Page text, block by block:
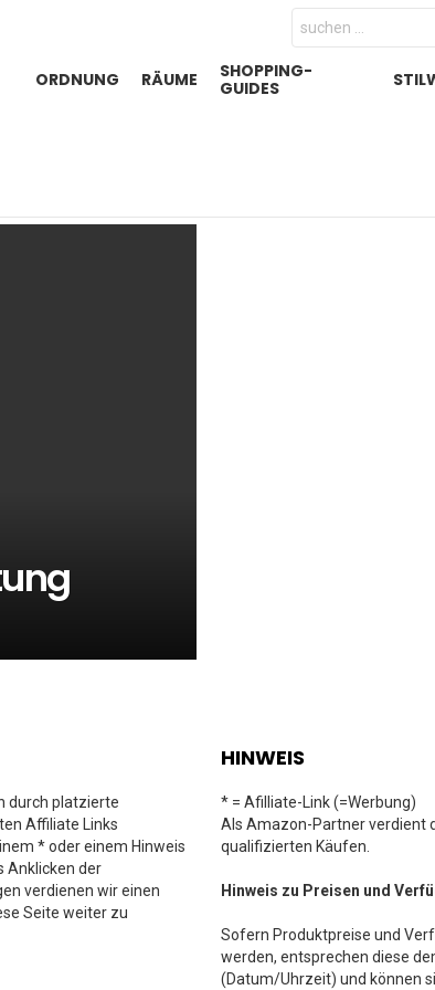
Search
for:
ORDNUNG RÄUME
SHOPPING-
GUIDES
durch platzierte
Affiliate Links
* oder einem Hinweis
Anklicken der
verdienen wir einen
Seite weiter zu
HINWEIS
* = Afilliate-Link (=Werbung)
Als Amazon-Partner verdient
qualifizierten Käufen.
Hinweis zu Preisen und
Sofern Produktpreise und
werden, entsprechen diese
(Datum/Uhrzeit) und können